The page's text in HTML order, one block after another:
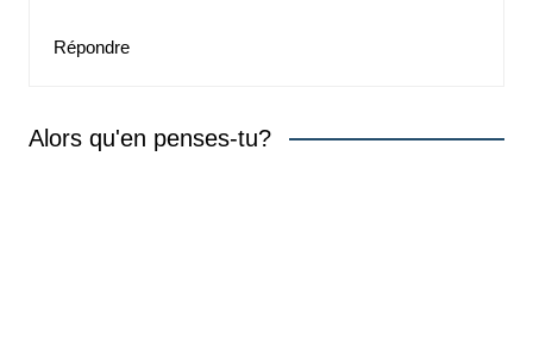
Répondre
Alors qu'en penses-tu?